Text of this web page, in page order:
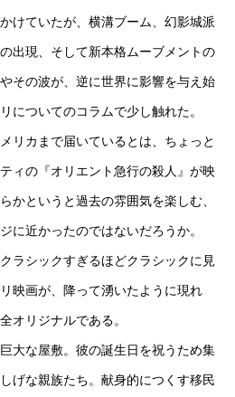
けていたが、横溝ブーム、幻影城派
出現、そして新本格ムーブメントの
その波が、逆に世界に影響を与え始
についてのコラムで少し触れた。
リカまで届いているとは、ちょっと
ィの『オリエント急行の殺人』が映
かというと過去の雰囲気を楽しむ、
に近かったのではないだろうか。
ラシックすぎるほどクラシックに見
映画が、降って湧いたように現れ
オリジナルである。
大な屋敷。彼の誕生日を祝うため集
げな親族たち。献身的につくす移民